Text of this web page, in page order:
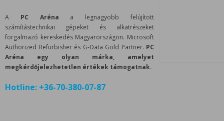
A PC Aréna a legnagyobb felújított
számítástechnikai gépeket és alkatrészeket
forgalmazó kereskedés Magyarországon. Microsoft
Authorized Refurbisher és G-Data Gold Partner. PC
Aréna egy olyan márka, amelyet
megkérdőjelezhetetlen értékek támogatnak.
Hotline: +36-70-380-07-87